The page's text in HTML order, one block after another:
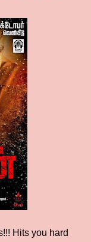
Hits you hard